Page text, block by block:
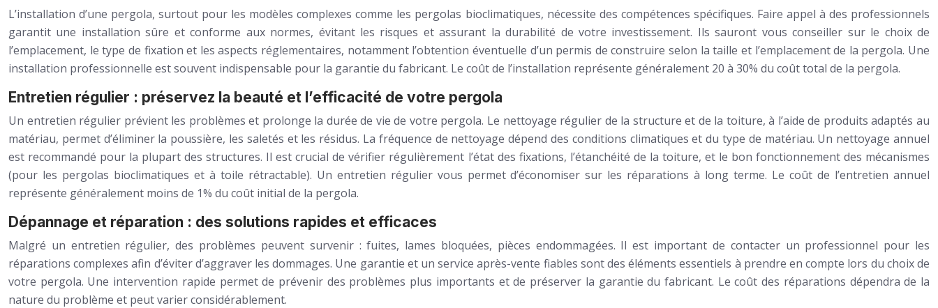
L’installation d’une pergola, surtout pour les modèles complexes comme les pergolas bioclimatiques, nécessite des compétences spécifiques. Faire appel à des professionnels
garantit une installation sûre et conforme aux normes, évitant les risques et assurant la durabilité de votre investissement. Ils sauront vous conseiller sur le choix de
l’emplacement, le type de fixation et les aspects réglementaires, notamment l’obtention éventuelle d’un permis de construire selon la taille et l’emplacement de la pergola. Une
installation professionnelle est souvent indispensable pour la garantie du fabricant. Le coût de l’installation représente généralement 20 à 30% du coût total de la pergola.
Entretien régulier : préservez la beauté et l’efficacité de votre pergola
Un entretien régulier prévient les problèmes et prolonge la durée de vie de votre pergola. Le nettoyage régulier de la structure et de la toiture, à l’aide de produits adaptés au
matériau, permet d’éliminer la poussière, les saletés et les résidus. La fréquence de nettoyage dépend des conditions climatiques et du type de matériau. Un nettoyage annuel
est recommandé pour la plupart des structures. Il est crucial de vérifier régulièrement l’état des fixations, l’étanchéité de la toiture, et le bon fonctionnement des mécanismes
(pour les pergolas bioclimatiques et à toile rétractable). Un entretien régulier vous permet d’économiser sur les réparations à long terme. Le coût de l’entretien annuel
représente généralement moins de 1% du coût initial de la pergola.
Dépannage et réparation : des solutions rapides et efficaces
Malgré un entretien régulier, des problèmes peuvent survenir : fuites, lames bloquées, pièces endommagées. Il est important de contacter un professionnel pour les
réparations complexes afin d’éviter d’aggraver les dommages. Une garantie et un service après-vente fiables sont des éléments essentiels à prendre en compte lors du choix de
votre pergola. Une intervention rapide permet de prévenir des problèmes plus importants et de préserver la garantie du fabricant. Le coût des réparations dépendra de la
nature du problème et peut varier considérablement.